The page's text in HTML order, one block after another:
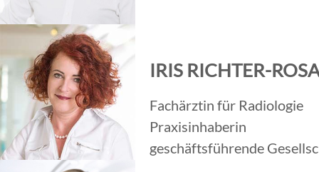
IRIS RICHTER-
Fachärztin für Radiologie
Praxisinhaberin
geschäftsführende